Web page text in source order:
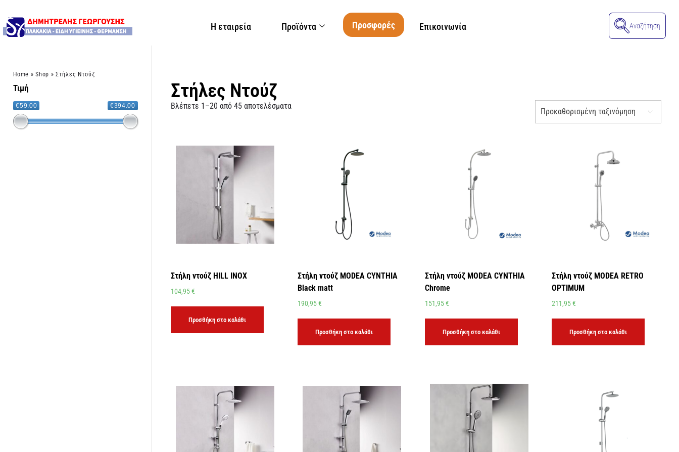
Η εταιρεία Προϊόντα Προσφορές Επικοινωνία Αναζήτηση
Στήλες Ντούζ
Βλέπετε 1–20 από 45 αποτελέσματα
Στήλη ντούζ HILL INOX
104,95€
Προσθήκη στο καλάθι
Στήλη ντούζ MODEA CYNTHIA
Black matt
190,95€
Προσθήκη στο καλάθι
Στήλη ντούζ MODEA CYNTHIA
Chrome
151,95€
Προσθήκη στο καλάθι
Στήλη ντούζ MODEA RETRO
OPTIMUM
211,95€
Προσθήκη στο καλάθι
Home » Shop » Στήλες Ντούζ
Τιμή
€59.00 €394.00